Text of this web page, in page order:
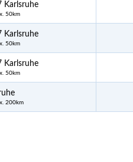
Karlsruhe
50km
Karlsruhe
50km
Karlsruhe
50km
200km